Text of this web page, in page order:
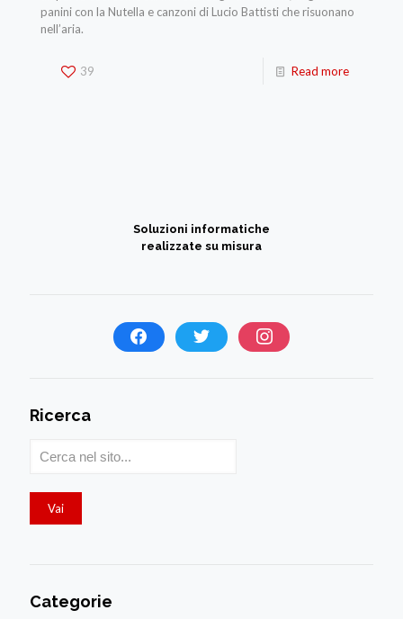
panini con la Nutella e canzoni di Lucio Battisti che risuonano
nell’aria.
39 Read more
Soluzioni informatiche
realizzate su misura
Ricerca
Categorie